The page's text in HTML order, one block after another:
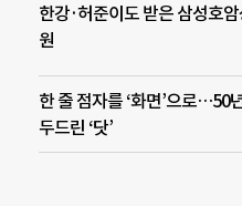
한강·허준이도 받은 삼성호
원
한 줄 점자를 ‘화면’으로…50
두드린 ‘닷’